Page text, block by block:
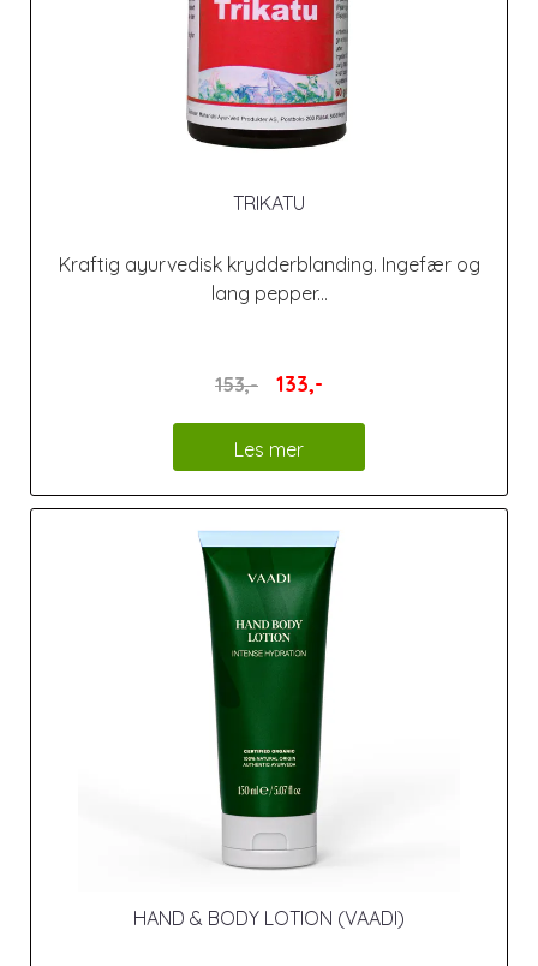
TRIKATU
Kraftig ayurvedisk krydderblanding. Ingefær og
lang pepper...
153,- 133,-
Les mer
HAND & BODY LOTION (VAADI)